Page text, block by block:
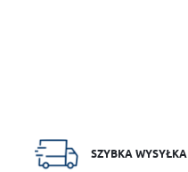
SZYBKA WYSYŁKA